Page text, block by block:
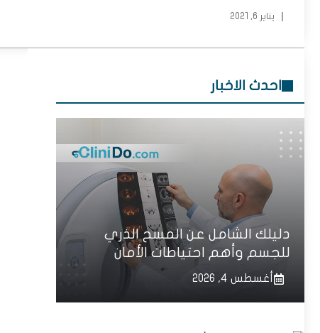
يناير 6, 2021
احدث الاخبار
دليلك الشامل عن المسح الذري
للجسم وأهم احتياطات الأمان
أغسطس 4, 2026